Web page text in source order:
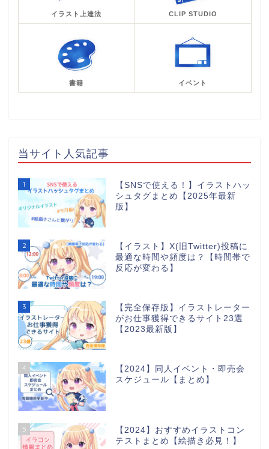
イラスト上達法 CLIP STUDIO
書籍 イベント
当サイト人気記事
1
【SNSで使える！】イラストハッ
シュタグまとめ【2025年最新
版】
2
【イラスト】X(旧Twitter)投稿に
最適な時間や頻度は？【時間帯で
反応が変わる】
3
【完全保存版】イラストレーター
がお仕事獲得できるサイト23選
【2023最新版】
4
【2024】同人イベント・即売会
スケジュール【まとめ】
5
【2024】おすすめイラストコン
テストまとめ【絵描き必見！】